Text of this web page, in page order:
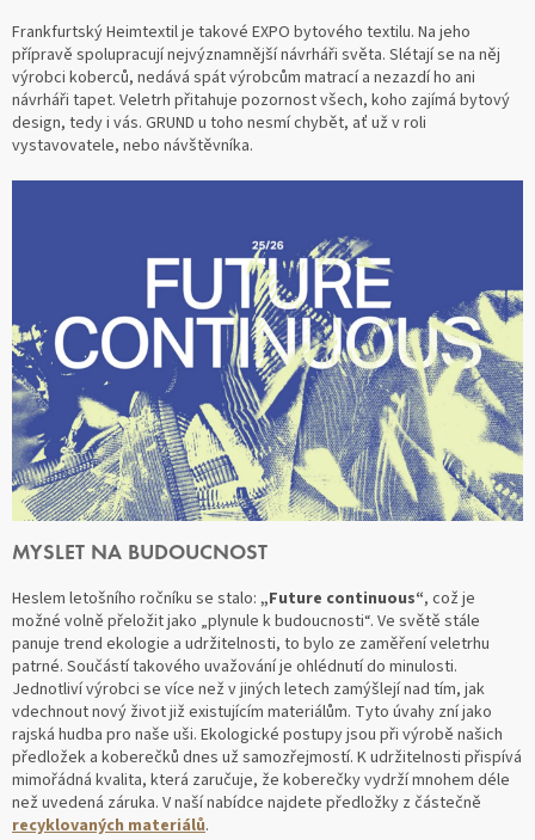
Frankfurtský Heimtextil je takové EXPO bytového textilu. Na jeho
přípravě spolupracují nejvýznamnější návrháři světa. Slétají se na něj
výrobci koberců, nedává spát výrobcům matrací a nezazdí ho ani
návrháři tapet. Veletrh přitahuje pozornost všech, koho zajímá bytový
design, tedy i vás. GRUND u toho nesmí chybět, ať už v roli
vystavovatele, nebo návštěvníka.
MYSLET NA BUDOUCNOST
Heslem letošního ročníku se stalo: „Future continuous“, což je
možné volně přeložit jako „plynule k budoucnosti“. Ve světě stále
panuje trend ekologie a udržitelnosti, to bylo ze zaměření veletrhu
patrné. Součástí takového uvažování je ohlédnutí do minulosti.
Jednotliví výrobci se více než v jiných letech zamýšlejí nad tím, jak
vdechnout nový život již existujícím materiálům. Tyto úvahy zní jako
rajská hudba pro naše uši. Ekologické postupy jsou při výrobě našich
předložek a koberečků dnes už samozřejmostí. K udržitelnosti přispívá
mimořádná kvalita, která zaručuje, že koberečky vydrží mnohem déle
než uvedená záruka. V naší nabídce najdete předložky z částečně
recyklovaných materiálů.